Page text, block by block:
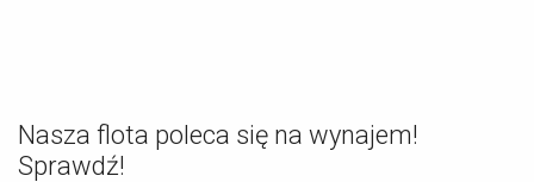
Nasza flota poleca się na wynajem!
Sprawdź!